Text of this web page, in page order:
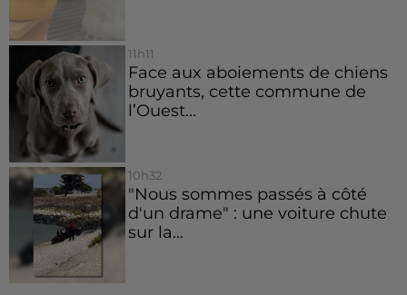
11h11
Face aux aboiements de chiens
bruyants, cette commune de
l’Ouest...
10h32
"Nous sommes passés à côté
d'un drame" : une voiture chute
sur la...